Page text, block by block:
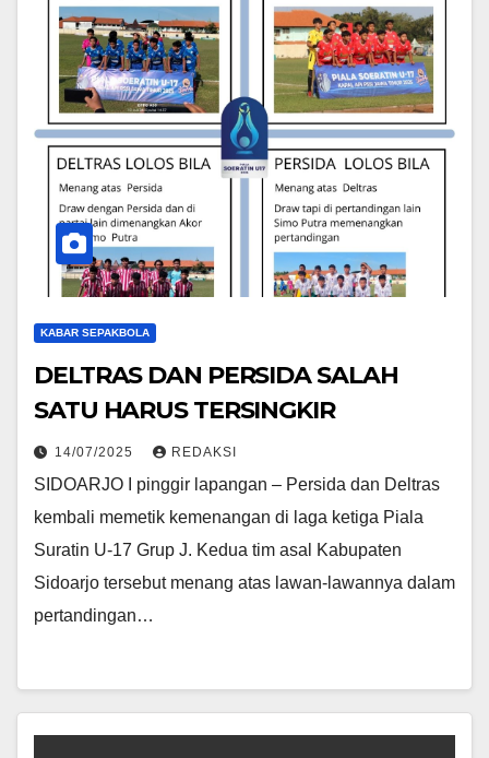
KABAR SEPAKBOLA
DELTRAS DAN PERSIDA SALAH
SATU HARUS TERSINGKIR
14/07/2025 REDAKSI
SIDOARJO I pinggir lapangan – Persida dan Deltras
kembali memetik kemenangan di laga ketiga Piala
Suratin U-17 Grup J. Kedua tim asal Kabupaten
Sidoarjo tersebut menang atas lawan-lawannya dalam
pertandingan…